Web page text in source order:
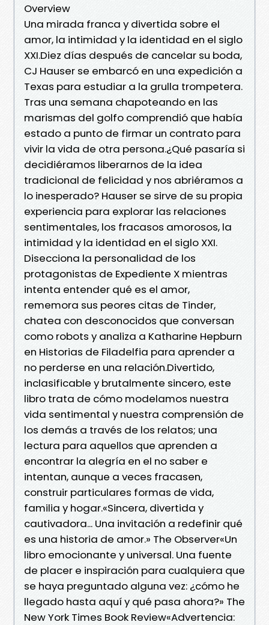
Overview
Una mirada franca y divertida sobre el
amor, la intimidad y la identidad en el siglo
XXI.Diez días después de cancelar su boda,
CJ Hauser se embarcó en una expedición a
Texas para estudiar a la grulla trompetera.
Tras una semana chapoteando en las
marismas del golfo comprendió que había
estado a punto de firmar un contrato para
vivir la vida de otra persona.¿Qué pasaría si
decidiéramos liberarnos de la idea
tradicional de felicidad y nos abriéramos a
lo inesperado? Hauser se sirve de su propia
experiencia para explorar las relaciones
sentimentales, los fracasos amorosos, la
intimidad y la identidad en el siglo XXI.
Disecciona la personalidad de los
protagonistas de Expediente X mientras
intenta entender qué es el amor,
rememora sus peores citas de Tinder,
chatea con desconocidos que conversan
como robots y analiza a Katharine Hepburn
en Historias de Filadelfia para aprender a
no perderse en una relación.Divertido,
inclasificable y brutalmente sincero, este
libro trata de cómo modelamos nuestra
vida sentimental y nuestra comprensión de
los demás a través de los relatos; una
lectura para aquellos que aprenden a
encontrar la alegría en el no saber e
intentan, aunque a veces fracasen,
construir particulares formas de vida,
familia y hogar.«Sincera, divertida y
cautivadora... Una invitación a redefinir qué
es una historia de amor.» The Observer«Un
libro emocionante y universal. Una fuente
de placer e inspiración para cualquiera que
se haya preguntado alguna vez: ¿cómo he
llegado hasta aquí y qué pasa ahora?» The
New York Times Book Review«Advertencia: